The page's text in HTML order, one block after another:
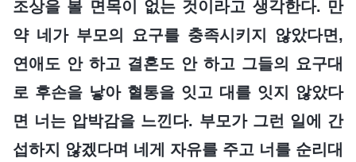
조상을 볼 면목이 없는 것이라고 생각한다. 만
약 네가 부모의 요구를 충족시키지 않았다면,
연애도 안 하고 결혼도 안 하고 그들의 요구대
로 후손을 낳아 혈통을 잇고 대를 잇지 않았다
면 너는 압박감을 느낀다. 부모가 그런 일에 간
섭하지 않겠다며 네게 자유를 주고 너를 순리대